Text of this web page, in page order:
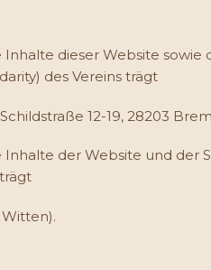
dieser Website
des Vereins trägt
12-19, 28203
Inhalte der Website und der